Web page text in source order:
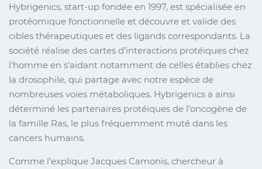
Hybrigenics, start-up fondée en 1997, est spécialisée en
protéomique fonctionnelle et découvre et valide des
cibles thérapeutiques et des ligands correspondants. La
société réalise des cartes d’interactions protéiques chez
l’homme en s’aidant notamment de celles établies chez
la drosophile, qui partage avec notre espèce de
nombreuses voies métaboliques. Hybrigenics a ainsi
déterminé les partenaires protéiques de l’oncogène de
la famille Ras, le plus fréquemment muté dans les
cancers humains.
Comme l’explique Jacques Camonis, chercheur à